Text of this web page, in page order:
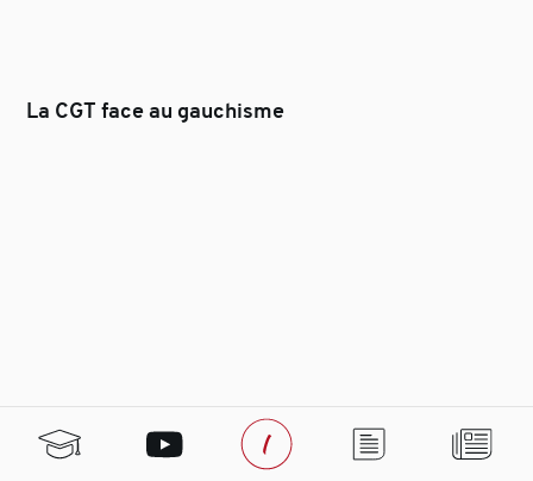
La CGT face au gauchisme